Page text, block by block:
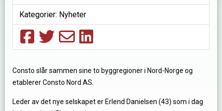
Consto slår sammen sine to byggregioner i Nord-Norge og
etablerer Consto Nord AS.
Leder av det nye selskapet er Erlend Danielsen (43) som i dag
Kategorier: Nyheter